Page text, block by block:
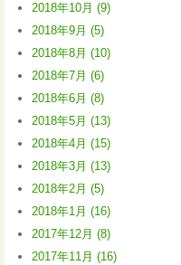
2018年10月 (9)
2018年9月 (5)
2018年8月 (10)
2018年7月 (6)
2018年6月 (8)
2018年5月 (13)
2018年4月 (15)
2018年3月 (13)
2018年2月 (5)
2018年1月 (16)
2017年12月 (8)
2017年11月 (16)